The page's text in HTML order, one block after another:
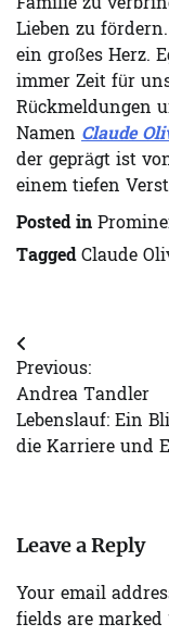
Lieben zu
ein großes Herz.
immer Zeit für
Rückmeldungen
Namen Claude
der geprägt ist
einem tiefen
Posted in
TaggedClaude
Post
navigation
Previous:
Andrea Tandler
Lebenslauf: Ein
die Karriere und
Leave a Reply
Your email
fields are marked